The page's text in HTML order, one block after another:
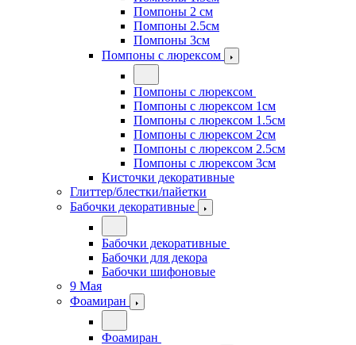
Помпоны 2 см
Помпоны 2.5см
Помпоны 3см
Помпоны с люрексом
Помпоны с люрексом
Помпоны с люрексом 1см
Помпоны с люрексом 1.5см
Помпоны с люрексом 2см
Помпоны с люрексом 2.5см
Помпоны с люрексом 3см
Кисточки декоративные
Глиттер/блестки/пайетки
Бабочки декоративные
Бабочки декоративные
Бабочки для декора
Бабочки шифоновые
9 Мая
Фоамиран
Фоамиран